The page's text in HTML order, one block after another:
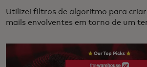
Utilizei filtros de algoritmo para
mails envolventes em torno de um